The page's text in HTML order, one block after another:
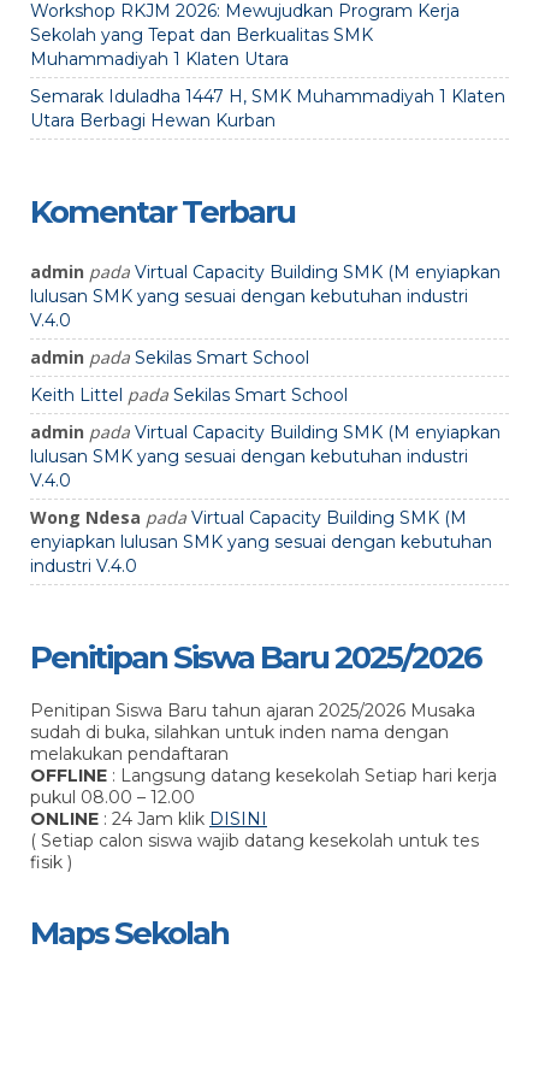
Workshop RKJM 2026: Mewujudkan Program Kerja
Sekolah yang Tepat dan Berkualitas SMK
Muhammadiyah 1 Klaten Utara
Semarak Iduladha 1447 H, SMK Muhammadiyah 1 Klaten
Utara Berbagi Hewan Kurban
Komentar Terbaru
admin pada Virtual Capacity Building SMK (M enyiapkan
lulusan SMK yang sesuai dengan kebutuhan industri
V.4.0
admin pada Sekilas Smart School
Keith Littel pada Sekilas Smart School
admin pada Virtual Capacity Building SMK (M enyiapkan
lulusan SMK yang sesuai dengan kebutuhan industri
V.4.0
Wong Ndesa pada Virtual Capacity Building SMK (M
enyiapkan lulusan SMK yang sesuai dengan kebutuhan
industri V.4.0
Penitipan Siswa Baru 2025/2026
Penitipan Siswa Baru tahun ajaran 2025/2026 Musaka
sudah di buka, silahkan untuk inden nama dengan
melakukan pendaftaran
OFFLINE : Langsung datang kesekolah Setiap hari kerja
pukul 08.00 – 12.00
ONLINE : 24 Jam klik DISINI
( Setiap calon siswa wajib datang kesekolah untuk tes
fisik )
Maps Sekolah